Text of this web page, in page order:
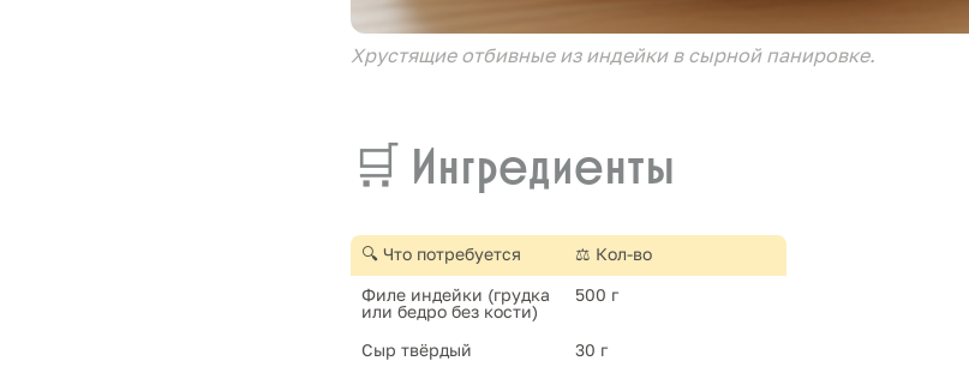
Хрустящие отбивные из индейки в сырной панировке.
🛒 Ингредиенты
🔍 Что потребуется
⚖️ Кол-во
Филе индейки (грудка
или бедро без кости)
500 г
Сыр твёрдый
30 г